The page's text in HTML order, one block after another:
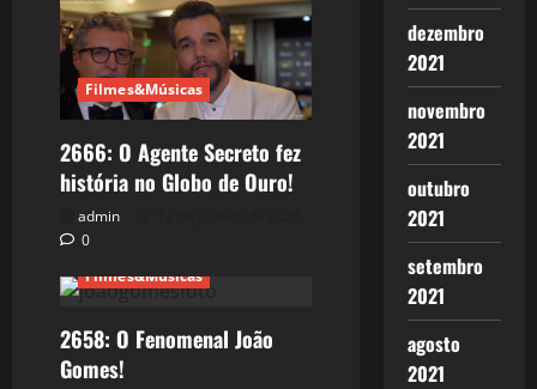
Filmes&Músicas
2666: O Agente Secreto fez
história no Globo de Ouro!
admin
0
Filmes&Músicas
2658: O Fenomenal João
Gomes!
dezembro
2021
novembro
2021
outubro
2021
setembro
2021
agosto
2021